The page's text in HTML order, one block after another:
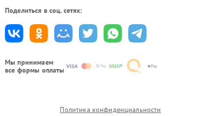
Мы принимаем
все формы оплаты
Поделиться в соц. сетях:
Политика конфиденциальности